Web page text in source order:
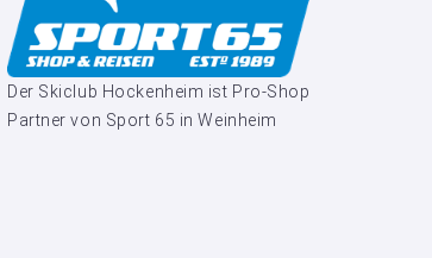
Der Skiclub Hockenheim ist Pro-Shop
Partner von Sport 65 in Weinheim